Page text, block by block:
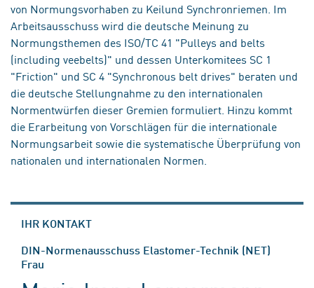
von Normungsvorhaben zu Keilund Synchronriemen. Im
Arbeitsausschuss wird die deutsche Meinung zu
Normungsthemen des ISO/TC 41 "Pulleys and belts
(including veebelts)" und dessen Unterkomitees SC 1
"Friction" und SC 4 "Synchronous belt drives" beraten und
die deutsche Stellungnahme zu den internationalen
Normentwürfen dieser Gremien formuliert. Hinzu kommt
die Erarbeitung von Vorschlägen für die internationale
Normungsarbeit sowie die systematische Überprüfung von
nationalen und internationalen Normen.
IHR KONTAKT
DIN-Normenausschuss Elastomer-Technik (NET)
Frau